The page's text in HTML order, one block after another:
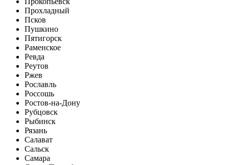
Прохладный
Псков
Пушкино
Пятигорск
Раменское
Ревда
Реутов
Ржев
Рославль
Россошь
Ростов-на-Дону
Рубцовск
Рыбинск
Рязань
Салават
Сальск
Самара